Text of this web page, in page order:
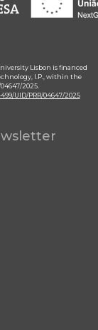
Lisbon is financed
I.P., within the
2025.
UID/PRR/04647/2025